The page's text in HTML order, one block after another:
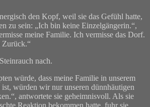
den Kopf, weil sie das Gefühl hatte,
zu sein: „Ich bin keine Einzelgängerin.“,
meine Familie. Ich vermisse das Dorf.
Zurück.“
nach.
würde, dass meine Familie in unserem
würden wir nur unseren dünnhäutigen
antwortete sie geheimnisvoll. Als sie
Reaktion bekommen hatte, fuhr sie